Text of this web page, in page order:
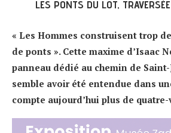
LES PONTS DU LOT,
« Les Hommes construisent trop
de ponts ». Cette maxime d’Isaac
panneau dédié au chemin de
semble avoir été entendue dans
compte aujourd’hui plus de